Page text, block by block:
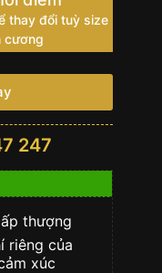
thay đổi tuỳ size
cương
247
thượng
riêng của
xúc